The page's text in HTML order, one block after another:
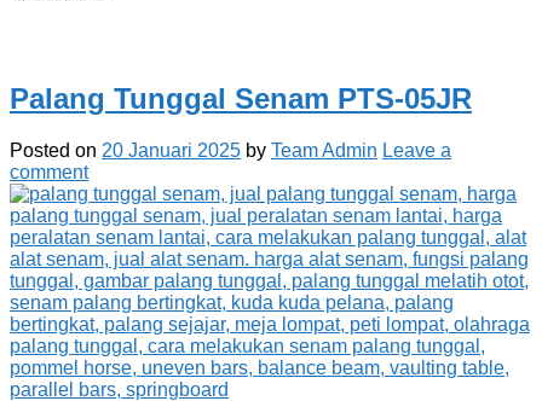
Palang Tunggal Senam PTS-05JR
Posted on 20 Januari 2025 by Team Admin Leave a
comment